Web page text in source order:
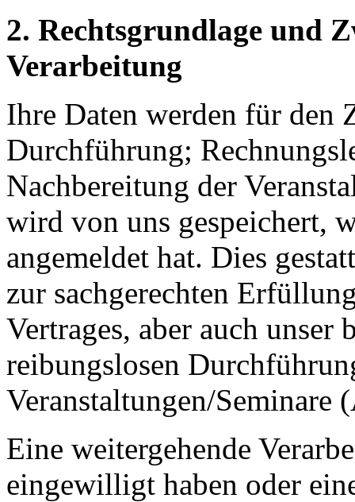
2. Rechtsgrundlage und
Verarbeitung
Ihre Daten werden für den
Durchführung;
Nachbereitung der
wird von uns gespeichert,
angemeldet hat. Dies
zur sachgerechten
Vertrages, aber auch unser
reibungslosen
Veranstaltungen/
Eine weitergehende
eingewilligt haben oder